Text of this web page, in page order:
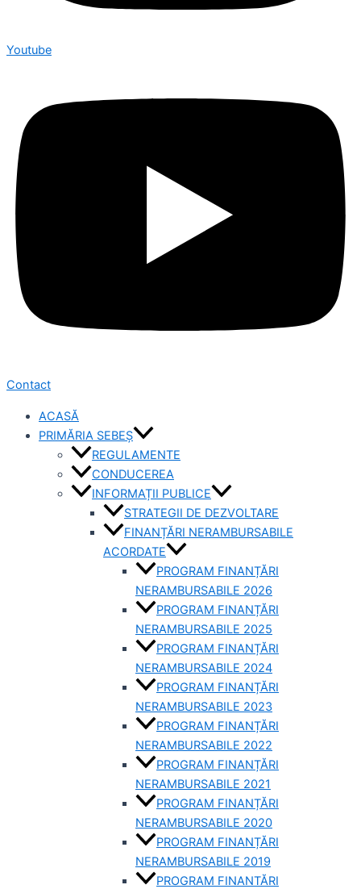
Youtube
Contact
ACASĂ
PRIMĂRIA SEBEȘ
REGULAMENTE
CONDUCEREA
INFORMAȚII PUBLICE
STRATEGII DE DEZVOLTARE
FINANȚĂRI NERAMBURSABILE
ACORDATE
PROGRAM FINANȚĂRI
NERAMBURSABILE 2026
PROGRAM FINANȚĂRI
NERAMBURSABILE 2025
PROGRAM FINANȚĂRI
NERAMBURSABILE 2024
PROGRAM FINANȚĂRI
NERAMBURSABILE 2023
PROGRAM FINANȚĂRI
NERAMBURSABILE 2022
PROGRAM FINANȚĂRI
NERAMBURSABILE 2021
PROGRAM FINANȚĂRI
NERAMBURSABILE 2020
PROGRAM FINANȚĂRI
NERAMBURSABILE 2019
PROGRAM FINANTĂRI